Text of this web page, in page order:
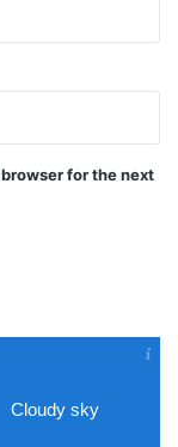
for the next
Cloudy sky